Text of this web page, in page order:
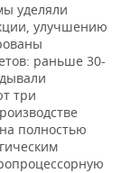
уделяли
улучшению
раньше 30-
три
полностью